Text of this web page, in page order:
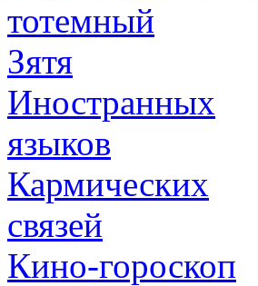
тотемный
Зятя
Иностранных
языков
Кармических
связей
Кино-гороскоп